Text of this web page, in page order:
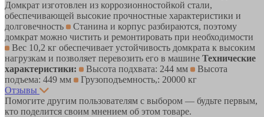
Домкрат изготовлен из коррозионностойкой стали,
обеспечивающей высокие прочностные характеристики и
долговечность
Станина и корпус разбираются, поэтому
домкрат можно чистить и ремонтировать при необходимости
Вес 10,2 кг обеспечивает устойчивость домкрата к высоким
нагрузкам и позволяет перевозить его в машине Технические
характеристики:
Высота подхвата: 244 мм
Высота
подъема: 449 мм
Грузоподъемность,: 20000 кг
Отзывы
Помогите другим пользователям с выбором — будьте первым,
кто поделится своим мнением об этом товаре.